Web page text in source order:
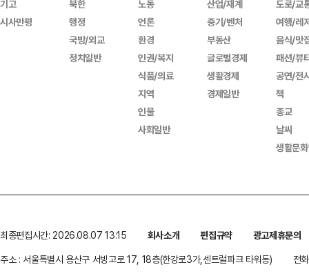
기고
시사만평
북한
행정
국방/외교
정치일반
노동
언론
환경
인권/복지
식품/의료
지역
인물
사회일반
산업/재계
중기/벤처
부동산
글로벌경제
생활경제
경제일반
도로/교
여행/레
음식/맛
패션/뷰
공연/전
책
종교
날씨
생활문
최종편집시간: 2026.08.07 13:15 회사소개 편집규약
광고제휴문의
주소 : 서울특별시 용산구 서빙고로 17, 18층(한강로3가,센트럴파크 타워동)
전